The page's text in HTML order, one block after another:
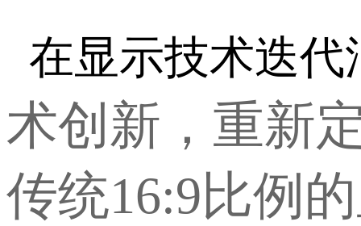
在显示技术迭代
术创新，重新
传统16:9比例